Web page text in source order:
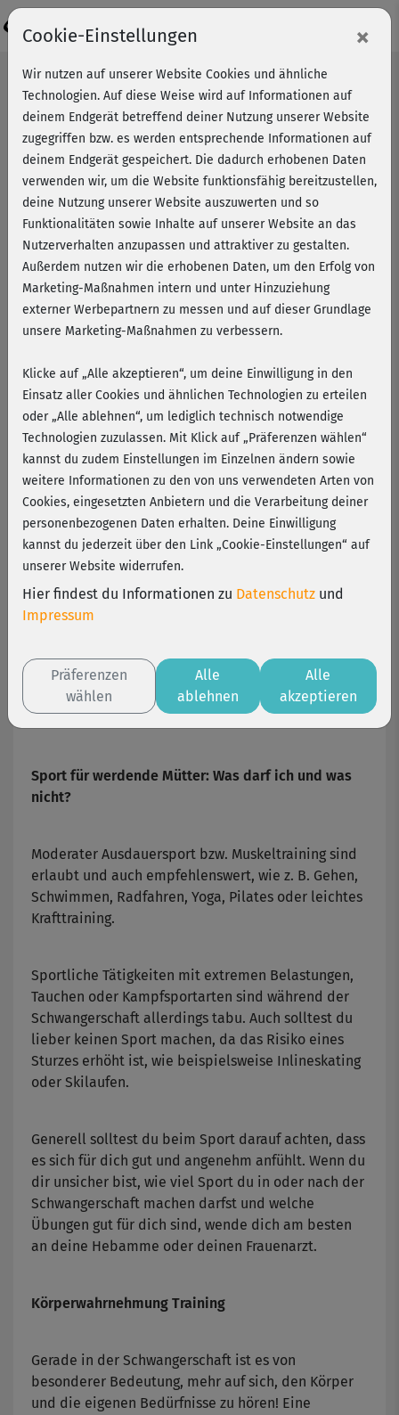
Sport während der
Schwangerschaft
Bewegung und Sport in der Schwangerschaft sind
wichtig und können zu einer leichteren Geburt
beitragen. Ideal sind Übungen, die Rücken und
Beine kräftigen – so bewahrst du während der
Schwangerschaft eine aufrechte Haltung. Auch
Rumpf-, Bauch- und Gesäßmuskulatur sollten
trainiert werden. Dehnübungen am Ende des
Sportprogramms helfen, flexibel zu bleiben. Bei
Kursreihe„Fitness für Schwangere“
von Lena
Reisloh mit verschiedenen Schwerpunkten sowie
zwei Komplettprogrammen (mit und ohne
Gymnastikball). Hier ist der Name Programm.
Sport für werdende Mütter: Was darf ich und was
nicht?
Moderater Ausdauersport bzw. Muskeltraining sind
erlaubt und auch empfehlenswert, wie z. B. Gehen,
Schwimmen, Radfahren, Yoga, Pilates oder leichtes
Krafttraining.
Sportliche Tätigkeiten mit extremen Belastungen,
Tauchen oder Kampfsportarten sind während der
Schwangerschaft allerdings tabu. Auch solltest du
lieber keinen Sport machen, da das Risiko eines
Sturzes erhöht ist, wie beispielsweise Inlineskating
oder Skilaufen.
Generell solltest du beim Sport darauf achten, dass
es sich für dich gut und angenehm anfühlt. Wenn du
dir unsicher bist, wie viel Sport du in oder nach der
Schwangerschaft machen darfst und welche
Übungen gut für dich sind, wende dich am besten
an deine Hebamme oder deinen Frauenarzt.
Körperwahrnehmung Training
Gerade in der Schwangerschaft ist es von
besonderer Bedeutung, mehr auf sich, den Körper
und die eigenen Bedürfnisse zu hören! Eine
Cookie-Einstellungen ×
Wir nutzen auf unserer Website Cookies und ähnliche
Technologien. Auf diese Weise wird auf Informationen auf
deinem Endgerät betreffend deiner Nutzung unserer Website
zugegriffen bzw. es werden entsprechende Informationen auf
deinem Endgerät gespeichert. Die dadurch erhobenen Daten
verwenden wir, um die Website funktionsfähig bereitzustellen,
deine Nutzung unserer Website auszuwerten und so
Funktionalitäten sowie Inhalte auf unserer Website an das
Nutzerverhalten anzupassen und attraktiver zu gestalten.
Außerdem nutzen wir die erhobenen Daten, um den Erfolg von
Marketing-Maßnahmen intern und unter Hinzuziehung
externer Werbepartnern zu messen und auf dieser Grundlage
unsere Marketing-Maßnahmen zu verbessern.
Klicke auf „Alle akzeptieren“, um deine Einwilligung in den
Einsatz aller Cookies und ähnlichen Technologien zu erteilen
oder „Alle ablehnen“, um lediglich technisch notwendige
Technologien zuzulassen. Mit Klick auf „Präferenzen wählen“
kannst du zudem Einstellungen im Einzelnen ändern sowie
weitere Informationen zu den von uns verwendeten Arten von
Cookies, eingesetzten Anbietern und die Verarbeitung deiner
personenbezogenen Daten erhalten. Deine Einwilligung
kannst du jederzeit über den Link „Cookie-Einstellungen“ auf
unserer Website widerrufen.
Hier findest du Informationen zu Datenschutz und
Impressum
Präferenzen
wählen
Alle
ablehnen
Alle
akzeptieren